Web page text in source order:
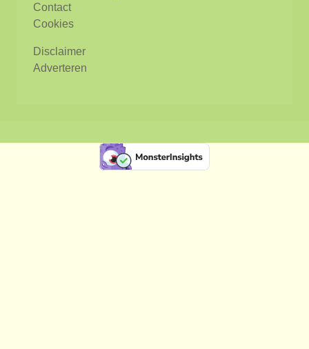
Contact
Cookies
Disclaimer
Adverteren